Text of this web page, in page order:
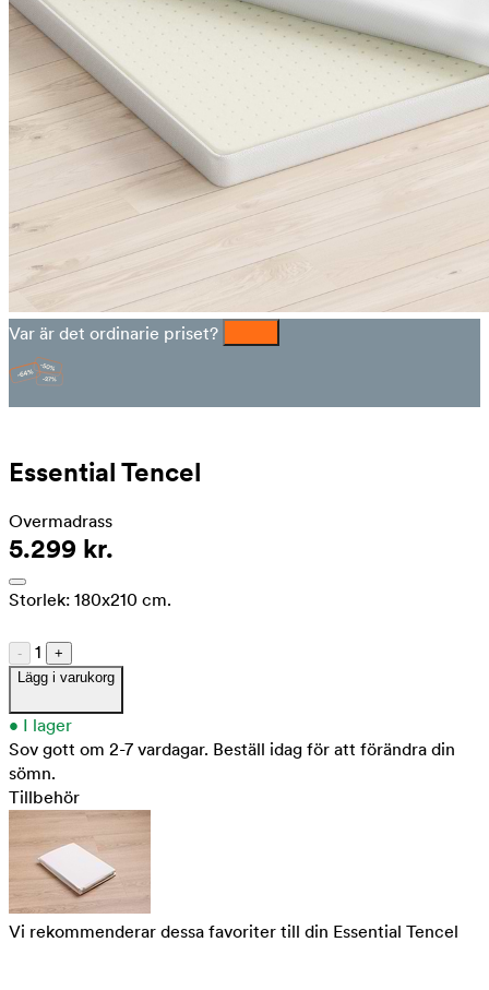
Var är det ordinarie priset?
Essential Tencel
Overmadrass
5.299 kr.
Storlek: 180x210 cm.
- 1
+
Lägg i varukorg
• I lager
Sov gott om 2-7 vardagar. Beställ idag för att förändra din
sömn.
Tillbehör
Vi rekommenderar dessa favoriter till din Essential Tencel